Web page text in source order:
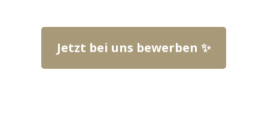
Jetzt bei uns bewerben ✨